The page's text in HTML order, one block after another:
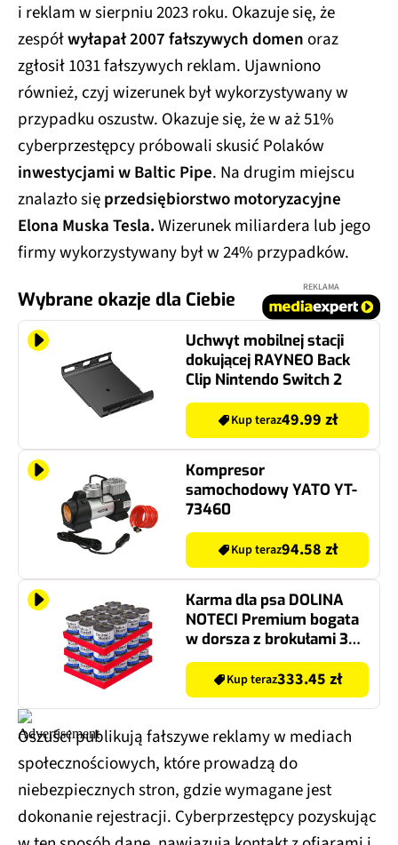
i reklam w sierpniu 2023 roku. Okazuje się, że
zespółwyłapał 2007 fałszywych domenoraz
zgłosił 1031 fałszywych reklam. Ujawniono
również, czyj wizerunek był wykorzystywany w
przypadku oszustw. Okazuje się, że w aż 51%
cyberprzestępcy próbowali skusić Polaków
inwestycjami w Baltic Pipe. Na drugim miejscu
znalazło sięprzedsiębiorstwo motoryzacyjne
Elona Muska Tesla.Wizerunek miliardera lub jego
firmy wykorzystywany był w 24% przypadków.
Wybrane okazje dla Ciebie
REKLAMA
Uchwyt mobilnej stacji
dokującej RAYNEO Back
Clip Nintendo Switch 2
Kup teraz49.99 zł
Kompresor
samochodowy YATO YT-
73460
Kup teraz94.58 zł
Karma dla psa DOLINA
NOTECI Premium bogata
w dorsza z brokułami 36 x
800 g
Kup teraz333.45 zł
Oszuści publikują fałszywe reklamy w mediach
społecznościowych, które prowadzą do
niebezpiecznych stron, gdzie wymagane jest
dokonanie rejestracji. Cyberprzestępcy pozyskując